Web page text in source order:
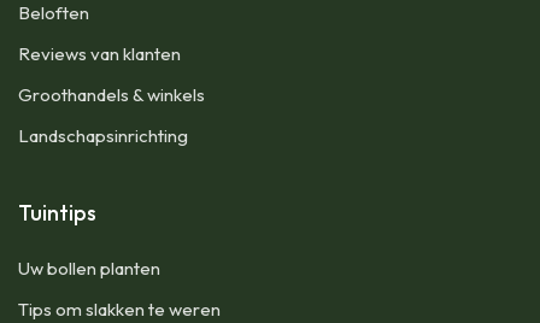
Beloften
Reviews van klanten
Groothandels & winkels
Landschapsinrichting
Tuintips
Uw bollen planten
Tips om slakken te weren